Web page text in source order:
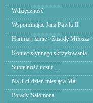
Wdzięczność
Wspominając Jana Pawła II
Hartman łamie >Zasadę Miłosza<
Koniec słynnego skrzyżowania
Subtelność uczuć ...
Na 3-ci dzień miesiąca Mai
Porady Salomona